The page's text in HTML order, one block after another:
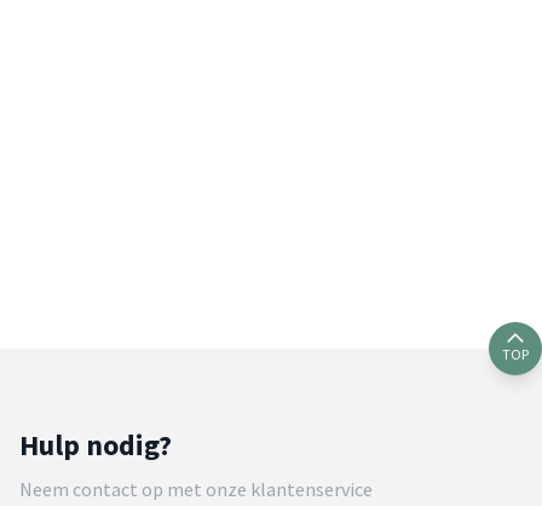
TOP
Hulp nodig?
Neem contact op met onze klantenservice